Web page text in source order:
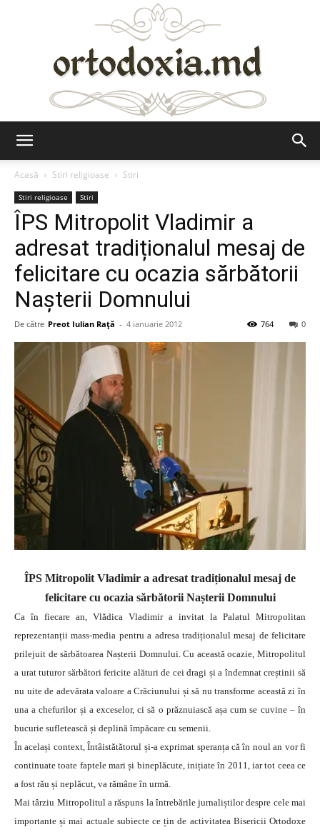
Acasă
Stiri religioase Stiri
Stiri religioase Stiri
ÎPS Mitropolit Vladimir a
adresat tradiționalul mesaj de
felicitare cu ocazia sărbătorii
Nașterii Domnului
De către Preot Iulian Raţă - 4 ianuarie 2012 0
764
ÎPS Mitropolit Vladimir a adresat tradiționalul mesaj de
felicitare cu ocazia sărbătorii Nașterii Domnului
Ca în fiecare an, Vlădica Vladimir a invitat la Palatul Mitropolitan
reprezentanții mass-media pentru a adresa tradiționalul mesaj de felicitare
prilejuit de sărbătoarea Nașterii Domnului.Cu această ocazie, Mitropolitul
a urat tuturor sărbători fericite alături de cei dragi și a îndemnat creștinii să
nu uite de adevărata valoare a Crăciunului și să nu transforme această zi în
una a chefurilor și a exceselor, ci să o prăznuiască așa cum se cuvine – în
bucurie sufletească și deplină împăcare cu semenii.
În același context, Întâistătătorul și-a exprimat speranța că în noul an vor fi
continuate toate faptele mari și bineplăcute, inițiate în 2011, iar tot ceea ce
a fost rău și neplăcut, va rămâne în urmă.
Mai târziu Mitropolitul a răspuns la întrebările jurnaliștilor despre cele mai
importante și mai actuale subiecte ce țin de activitatea Bisericii Ortodoxe